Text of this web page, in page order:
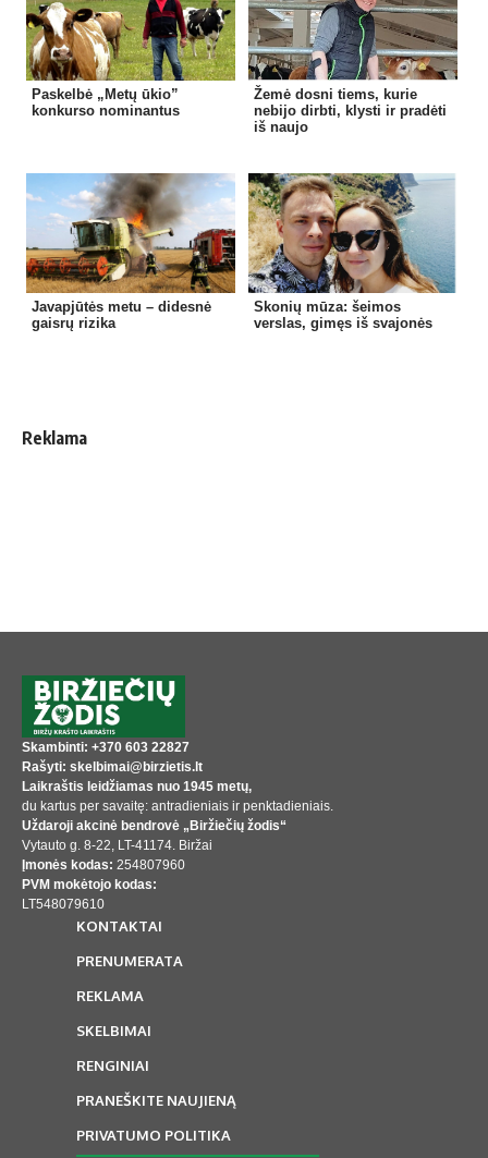
Paskelbė „Metų ūkio”
konkurso nominantus
Žemė dosni tiems, kurie
nebijo dirbti, klysti ir pradėti
iš naujo
Javapjūtės metu – didesnė
gaisrų rizika
Skonių mūza: šeimos
verslas, gimęs iš svajonės
Reklama
Skambinti: +370 603 22827
Rašyti: skelbimai@birzietis.lt
Laikraštis leidžiamas nuo 1945 metų,
du kartus per savaitę: antradieniais ir penktadieniais.
Uždaroji akcinė bendrovė „Biržiečių žodis“
Vytauto g. 8-22, LT-41174. Biržai
Įmonės kodas: 254807960
PVM mokėtojo kodas:
LT548079610
KONTAKTAI
PRENUMERATA
REKLAMA
SKELBIMAI
RENGINIAI
PRANEŠKITE NAUJIENĄ
PRIVATUMO POLITIKA